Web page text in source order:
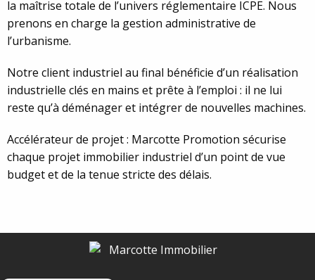
la maîtrise totale de l’univers réglementaire ICPE. Nous
prenons en charge la gestion administrative de
l’urbanisme.
Notre client industriel au final bénéficie d’un réalisation
industrielle clés en mains et prête à l’emploi : il ne lui
reste qu’à déménager et intégrer de nouvelles machines.
Accélérateur de projet : Marcotte Promotion sécurise
chaque projet immobilier industriel d’un point de vue
budget et de la tenue stricte des délais.